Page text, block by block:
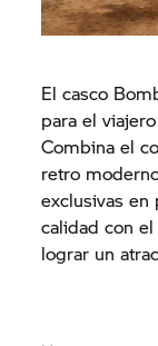
El casco
para el
Combina el
retro
exclusivas
calidad con
lograr un